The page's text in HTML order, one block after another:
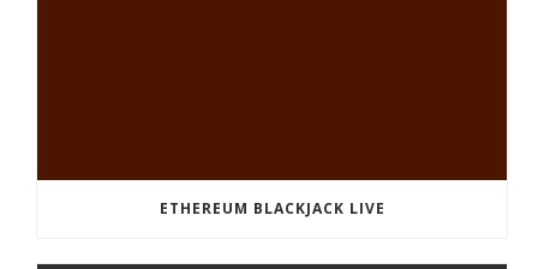
ETHEREUM BLACKJACK LIVE